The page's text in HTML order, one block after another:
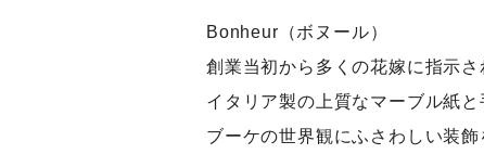
Bonheur（ボヌール）
創業当初から多くの花嫁に指示さ
イタリア製の上質なマーブル紙
ブーケの世界観にふさわしい装飾